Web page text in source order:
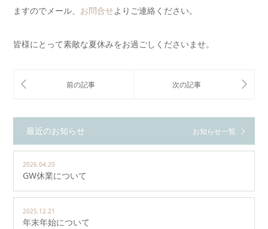
ますのでメール、 お問合せよりご連絡ください。
皆様にとって素敵な夏休みをお過ごしくださいませ。
最近のお知らせ お知らせ一覧
2026.04.20
GW休業について
2025.12.21
年末年始について